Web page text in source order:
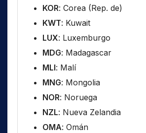
KOR: Corea (Rep. de)
KWT: Kuwait
LUX: Luxemburgo
MDG: Madagascar
MLI: Malí
MNG: Mongolia
NOR: Noruega
NZL: Nueva Zelandia
OMA: Omán